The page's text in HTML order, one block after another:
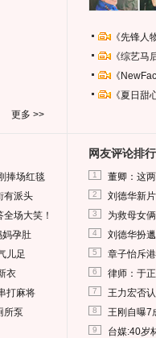
更多 >>
《先锋
《综艺
《
《夏日
捧场红毯
有派头
场大笑！
妈孕肚
儿足
衣
打麻将
所泵
网友评论排行
1 董卿：这
2 刘德华新
3 为救母女
4 刘德华扮
5 章子怡斥
6 律师：于
7 王力宏否
8 王刚自曝7
9 台媒:40岁